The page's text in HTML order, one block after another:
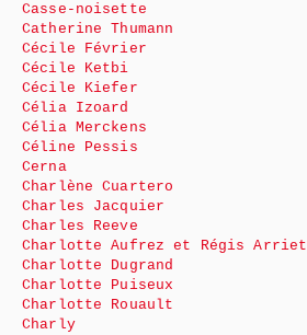
Casse-noisette
Catherine Thumann
Cécile Février
Cécile Ketbi
Cécile Kiefer
Célia Izoard
Célia Merckens
Céline Pessis
Cerna
Charlène Cuartero
Charles Jacquier
Charles Reeve
Charlotte Aufrez et Régis Arriet
Charlotte Dugrand
Charlotte Puiseux
Charlotte Rouault
Charly